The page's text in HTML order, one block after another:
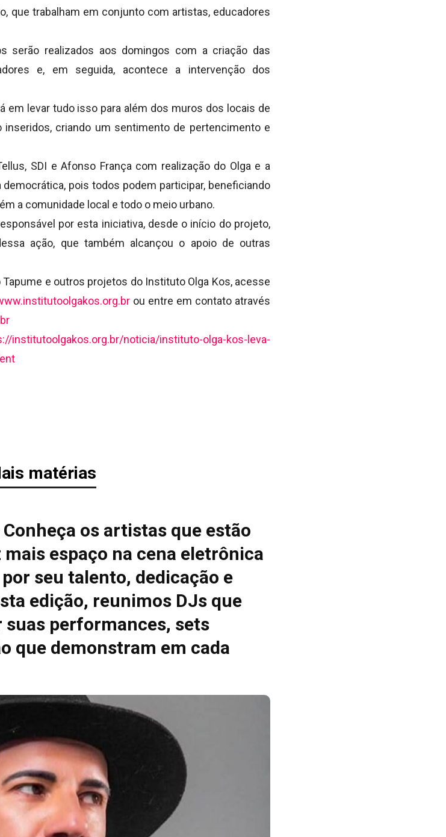
que trabalham em conjunto com artistas, educadores
serão realizados aos domingos com a criação das
e, em seguida, acontece a intervenção dos
em levar tudo isso para além dos muros dos locais de
criando um sentimento de pertencimento e
SDI e Afonso França com realização do Olga e a
pois todos podem participar, beneficiando
a comunidade local e todo o meio urbano.
por esta iniciativa, desde o início do projeto,
ação, que também alcançou o apoio de outras
e outros projetos do Instituto Olga Kos, acesse
ou entre em contato através
institutoolgakos.org.br/noticia/instituto-olga-kos-leva-
matérias
os artistas que estão
espaço na cena eletrônica
seu talento, dedicação e
edição, reunimos DJs que
suas performances, sets
que demonstram em cada